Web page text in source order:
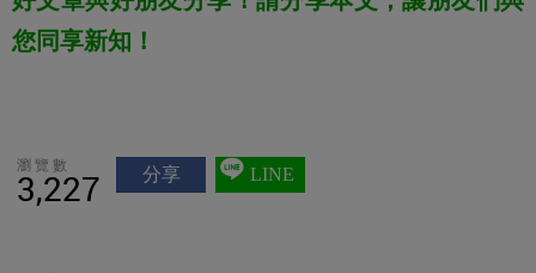
您同享新知！
瀏覽數
3,227 分享 LINE